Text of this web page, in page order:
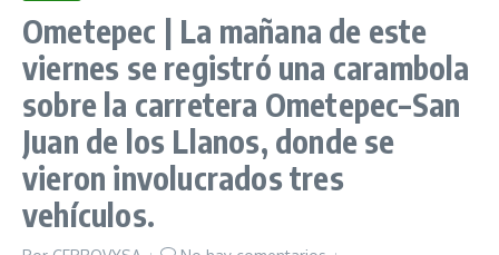
Ometepec | La mañana de este
viernes se registró una carambola
sobre la carretera Ometepec–San
Juan de los Llanos, donde se
vieron involucrados tres
vehículos.